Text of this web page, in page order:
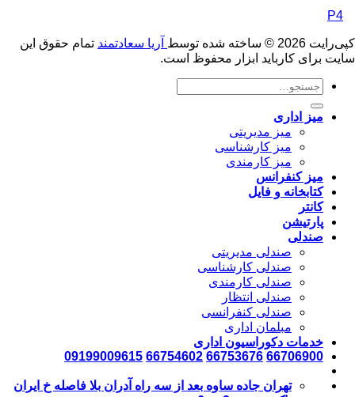
P4
کپی‌رایت 2026 © ساخته شده توسط آریا سعادتمند تمام حقوق این
سایت برای کارباید ابزار محفوظ است.
جستجو
ميز ادارى
میز مديريتى
میز کارشناسی
میز كارمندى
ميز كنفرانس
كتابخانه و فایل
كانتر
پارتيشن
صندلى
صندلی مديريتى
صندلی كارشناسى
صندلی كارمندى
صندلی انتظار
صندلی كنفرانسى
مبلمان ادارى
خدمات دکوراسیون اداری
66706900
66753676
66754602
09199009615
تهران جاده ساوه بعد از سه راه آدران بلا فاصله خ ایران